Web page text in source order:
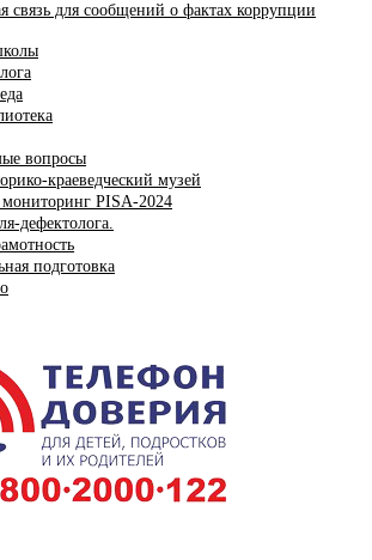
связь для сообщений о фактах коррупции
вопросы
краеведческий музей
PISA-2024
дефектолога.
подготовка